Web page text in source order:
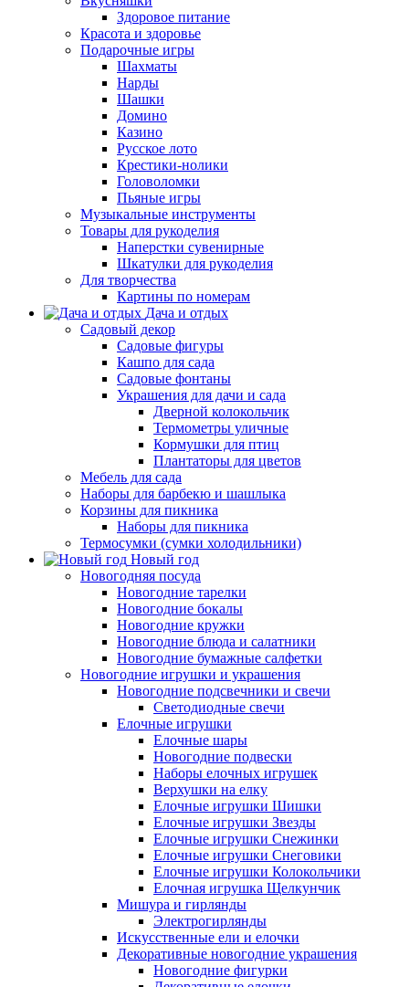
Здоровое питание
Красота и здоровье
Подарочные игры
Шахматы
Нарды
Шашки
Домино
Казино
Русское лото
Крестики-нолики
Головоломки
Пьяные игры
Музыкальные инструменты
Товары для рукоделия
Наперстки сувенирные
Шкатулки для рукоделия
Для творчества
Картины по номерам
Дача и отдых
Садовый декор
Садовые фигуры
Кашпо для сада
Садовые фонтаны
Украшения для дачи и сада
Дверной колокольчик
Термометры уличные
Кормушки для птиц
Плантаторы для цветов
Мебель для сада
Наборы для барбекю и шашлыка
Корзины для пикника
Наборы для пикника
Термосумки (сумки холодильники)
Новый год
Новогодняя посуда
Новогодние тарелки
Новогодние бокалы
Новогодние кружки
Новогодние блюда и салатники
Новогодние бумажные салфетки
Новогодние игрушки и украшения
Новогодние подсвечники и свечи
Светодиодные свечи
Елочные игрушки
Елочные шары
Новогодние подвески
Наборы елочных игрушек
Верхушки на елку
Елочные игрушки Шишки
Елочные игрушки Звезды
Елочные игрушки Снежинки
Елочные игрушки Снеговики
Елочные игрушки Колокольчики
Елочная игрушка Щелкунчик
Мишура и гирлянды
Электрогирлянды
Искусственные ели и елочки
Декоративные новогодние украшения
Новогодние фигурки